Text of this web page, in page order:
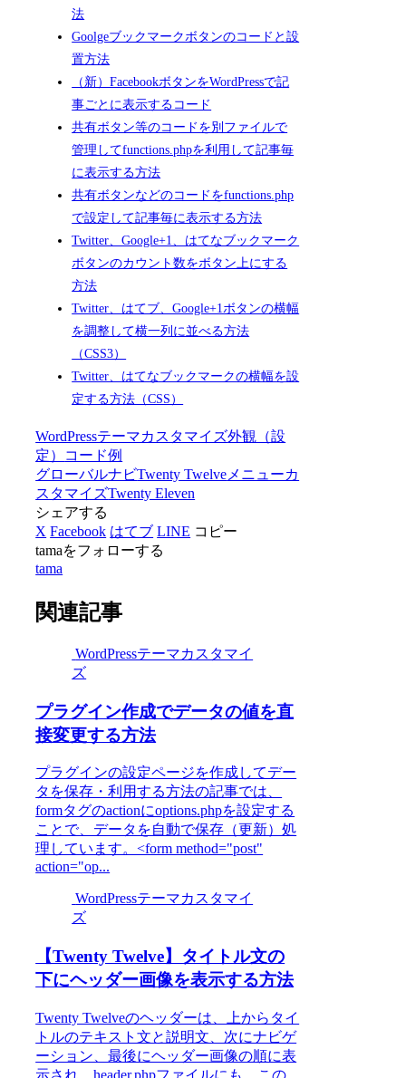
法
Goolgeブックマークボタンのコードと設
置方法
（新）FacebookボタンをWordPressで記
事ごとに表示するコード
共有ボタン等のコードを別ファイルで
管理してfunctions.phpを利用して記事毎
に表示する方法
共有ボタンなどのコードをfunctions.php
で設定して記事毎に表示する方法
Twitter、Google+1、はてなブックマーク
ボタンのカウント数をボタン上にする
方法
Twitter、はてブ、Google+1ボタンの横幅
を調整して横一列に並べる方法
（CSS3）
Twitter、はてなブックマークの横幅を設
定する方法（CSS）
WordPressテーマカスタマイズ外観（設
定）
コード例
グローバルナビTwenty Twelveメニューカ
スタマイズTwenty Eleven
シェアする
X Facebook はてブ LINE コピー
tamaをフォローする
tama
関連記事
WordPressテーマカスタマイ
ズ
プラグイン作成でデータの値を直
接変更する方法
プラグインの設定ページを作成してデー
タを保存・利用する方法の記事では、
formタグのactionにoptions.phpを設定する
ことで、データを自動で保存（更新）処
理しています。<form method="post"
action="op...
WordPressテーマカスタマイ
ズ
【Twenty Twelve】タイトル文の
下にヘッダー画像を表示する方法
Twenty Twelveのヘッダーは、上からタイ
トルのテキスト文と説明文、次にナビゲ
ーション、最後にヘッダー画像の順に表
示され、header.phpファイルにも、この